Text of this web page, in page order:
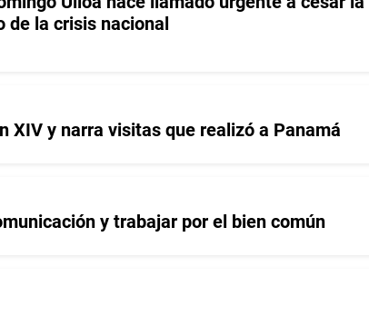
de la crisis nacional
XIV y narra visitas que realizó a Panamá
y trabajar por el bien común